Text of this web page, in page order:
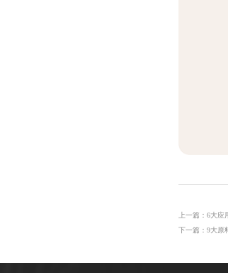
上一篇：6大应
下一篇：9大原